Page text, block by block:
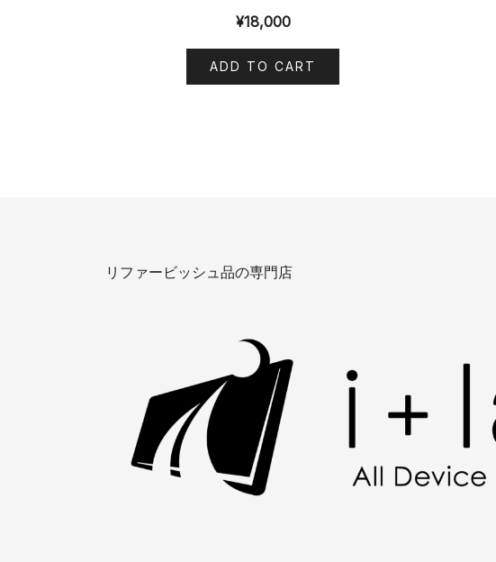
¥18,000
ADD TO CART
リファービッシュ品の専門店